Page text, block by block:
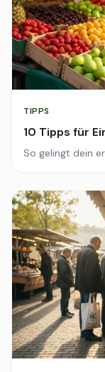
TIPPS
10 Tipps für
So gelingt dein